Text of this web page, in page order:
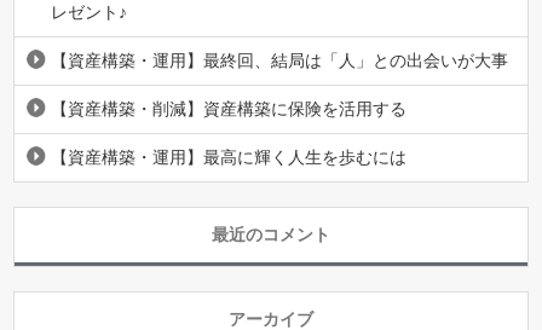
レゼント♪
【資産構築・運用】最終回、結局は「人」との出会いが大事
【資産構築・削減】資産構築に保険を活用する
【資産構築・運用】最高に輝く人生を歩むには
最近のコメント
アーカイブ